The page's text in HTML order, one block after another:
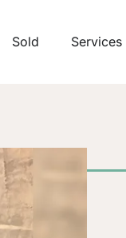
Sold Services